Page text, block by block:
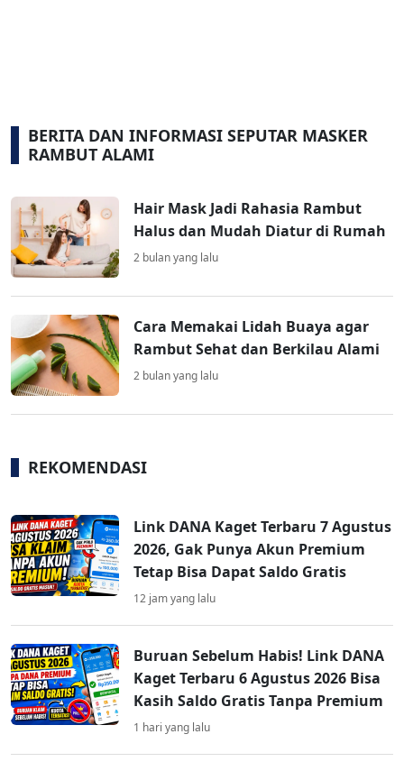
BERITA DAN INFORMASI SEPUTAR MASKER
RAMBUT ALAMI
Hair Mask Jadi Rahasia Rambut
Halus dan Mudah Diatur di Rumah
2 bulan yang lalu
Cara Memakai Lidah Buaya agar
Rambut Sehat dan Berkilau Alami
2 bulan yang lalu
REKOMENDASI
Link DANA Kaget Terbaru 7 Agustus
2026, Gak Punya Akun Premium
Tetap Bisa Dapat Saldo Gratis
12 jam yang lalu
Buruan Sebelum Habis! Link DANA
Kaget Terbaru 6 Agustus 2026 Bisa
Kasih Saldo Gratis Tanpa Premium
1 hari yang lalu